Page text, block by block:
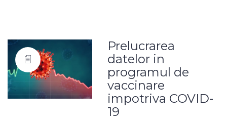
Prelucrarea
datelor in
programul de
vaccinare
impotriva COVID-
19